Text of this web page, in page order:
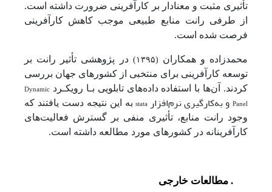
تأثیری مثبت و معنادار بر کارآفرینی ضرورت داشته است.
از طرفی رانت منابع طبیعی موجب کاهش کارآفرینی
فرصت شده است.
محمدزاده و همکاران (۱۳۹۵)
در پژوهشی تأثیر رانت بر
توسعه کارآفرینی برای منتخبی از کشورهای جهان بررسی
کردند. آن‌ها با استفاده داده‌های تابلویی بـا رویکـرد Dynamic
Panel و به‌کارگیری نرم‌افزارstataبه این نتیجه دست یافتند که
وجود رانت منابع، تأثیری منفی بر گسترش فعالیت‌های
کارآفرینانه در کشورهای مورد مطالعه داشته است.